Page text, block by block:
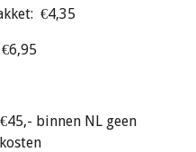
€4,35
binnen NL geen